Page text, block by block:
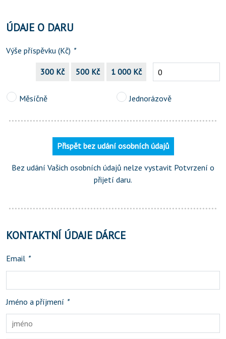
ÚDAJE O DARU
Výše příspěvku (Kč) *
300 Kč 500 Kč 1 000 Kč
Měsíčně Jednorázově
Přispět bez udání osobních údajů
Bez udání Vašich osobních údajů nelze vystavit Potvrzení o
přijetí daru.
KONTAKTNÍ ÚDAJE DÁRCE
Email *
Jméno a příjmení *